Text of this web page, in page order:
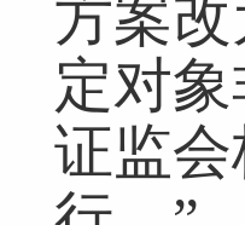
方案
定对
证监